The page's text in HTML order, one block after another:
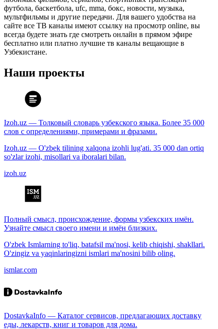
футбола, баскетбола, ufc, mma, бокс, новости, музыка,
мультфильмы и другие передачи. Для вашего удобства на
сайте все ТВ каналы имеют ссылку на просмотр online, вы
всегда будете знать где смотреть онлайн в прямом эфире
бесплатно или платно лучшие тв каналы вещающие в
Узбекистане.
Наши проекты
Izoh.uz — Толковый словарь узбекского языка. Более 35 000
слов с определениями, примерами и фразами.
Izoh.uz — O'zbek tilining xalqona izohli lug'ati. 35 000 dan ortiq
so'zlar izohi, misollari va iboralari bilan.
izoh.uz
Полный смысл, происхождение, формы узбекских имён.
Узнайте смысл своего имени и имён близких.
O'zbek Ismlarning to'liq, batafsil ma'nosi, kelib chiqishi, shakllari.
O'zingiz va yaqinlaringizni ismlari ma'nosini bilib oling.
ismlar.com
DostavkaInfo — Каталог сервисов, предлагающих доставку
еды, лекарств, книг и товаров для дома.